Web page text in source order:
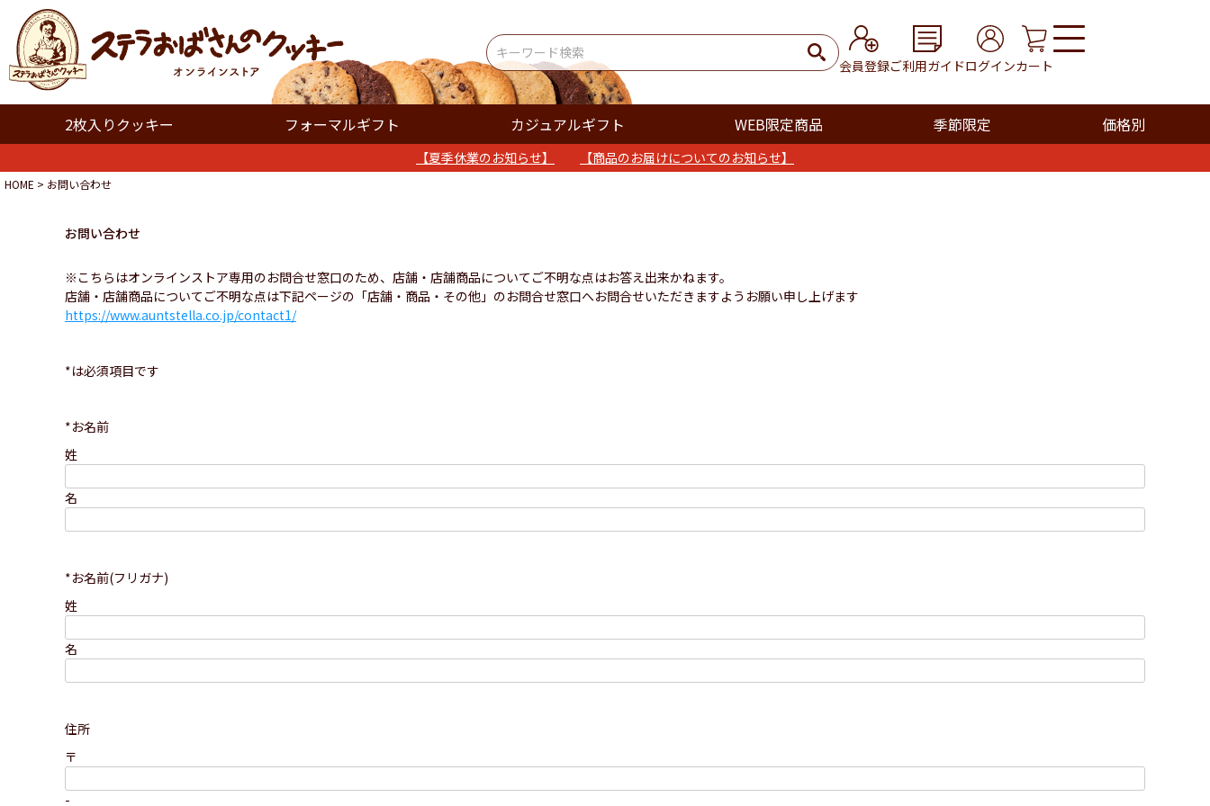
会員登録ご利用ガイドログインカート
2枚入りクッキー フォーマルギフト カジュアルギフト WEB限定商品 季節限定 価格別
【夏季休業のお知らせ】 【商品のお届けについてのお知らせ】
HOME お問い合わせ
お問い合わせ
※こちらはオンラインストア専用のお問合せ窓口のため、店舗・店舗商品についてご不明な点はお答え出来かねます。
店舗・店舗商品についてご不明な点は下記ページの「店舗・商品・その他」のお問合せ窓口へお問合せいただきますようお願い申し上げます
https://www.auntstella.co.jp/contact1/
*は必須項目です
*お名前
姓
名
*お名前(フリガナ)
姓
名
住所
〒
-